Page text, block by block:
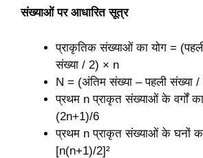
संख्याओं पर आधारित सूत्र
प्राकृतिक संख्याओं का योग =
संख्या / 2) × n
N = (अंतिम संख्या – पहली संख्या /
प्रथम n प्राकृत संख्याओं के वर्गों
(2n+1)/6
प्रथम n प्राकृत संख्याओं के घनों
[n(n+1)/2]²